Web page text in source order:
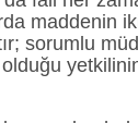
maddenin
sorumlu